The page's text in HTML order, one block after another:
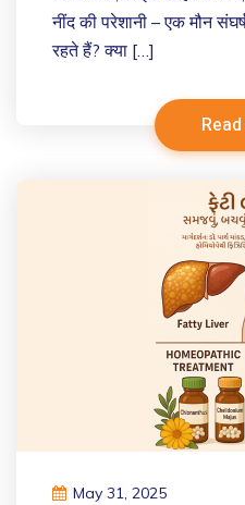
नींद की परेशानी – एक मौन
रहते हैं? क्या […]
May 31, 2025